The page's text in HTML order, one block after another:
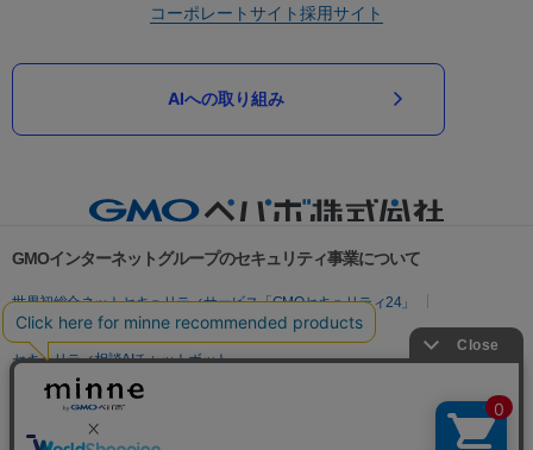
コーポレートサイト採用サイト
AIへの取り組み
GMOインターネットグループのセキュリティ事業について
世界初総合ネットセキュリティサービス「GMOセキュリティ24」
パスワード漏洩診断
Webサイトリスク診断
セキュリティ相談AIチャットボット
実在証明・盗聴対策